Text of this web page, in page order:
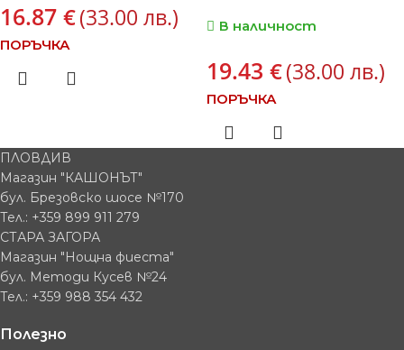
16.87 €(33.00 лв.)
ПОРЪЧКА
В наличност
19.43 €(38.00 лв.)
ПОРЪЧКА
ПЛОВДИВ
Магазин "КАШОНЪТ"
бул. Брезовско шосе №170
Тел.: +359 899 911 279
СТАРА ЗАГОРА
Магазин "Нощна фиеста"
бул. Методи Кусев №24
Тел.: +359 988 354 432
Полезно